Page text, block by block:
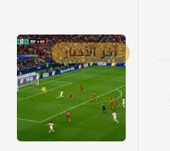
آخر الأخبار